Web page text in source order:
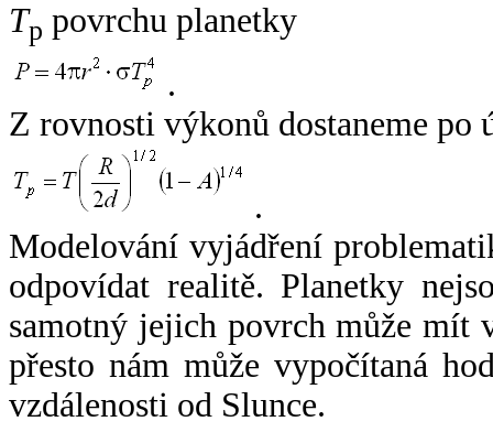
Tp povrchu planetky
.
Z rovnosti výkonů dostaneme po
.
Modelování vyjádření
odpovídat realitě. Planetky
samotný jejich povrch může mít
přesto nám může vypočítaná
vzdálenosti od Slunce.